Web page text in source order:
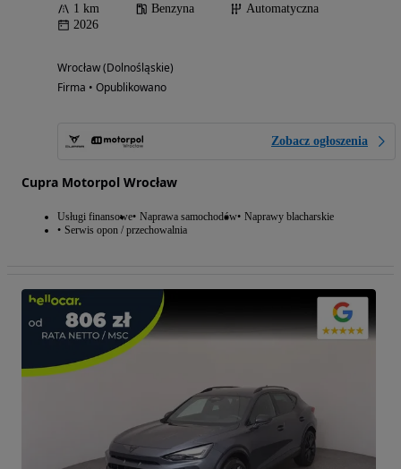
1 km Benzyna
Automatyczna
2026
Wrocław (Dolnośląskie)
Firma • Opublikowano
Zobacz ogłoszenia
Cupra Motorpol Wrocław
Usługi finansowe Naprawa samochodów Naprawy blacharskie
Serwis opon / przechowalnia